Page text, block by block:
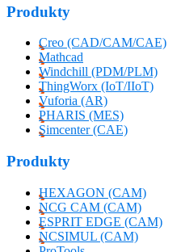
Produkty
Creo (CAD/CAM/CAE)
Mathcad
Windchill (PDM/PLM)
ThingWorx (IoT/IIoT)
Vuforia (AR)
PHARIS (MES)
Simcenter (CAE)
Produkty
HEXAGON (CAM)
NCG CAM (CAM)
ESPRIT EDGE (CAM)
NCSIMUL (CAM)